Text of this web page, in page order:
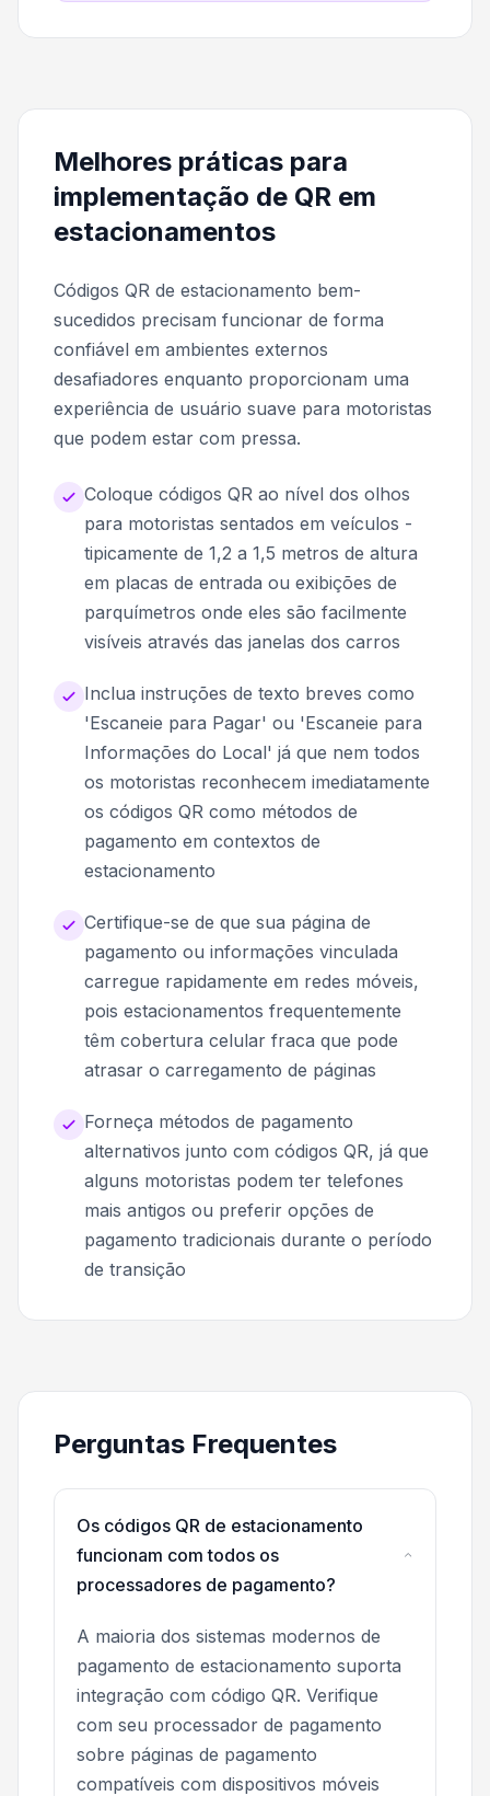
Melhores práticas para
implementação de QR em
estacionamentos
Códigos QR de estacionamento bem-
sucedidos precisam funcionar de forma
confiável em ambientes externos
desafiadores enquanto proporcionam uma
experiência de usuário suave para motoristas
que podem estar com pressa.
Coloque códigos QR ao nível dos olhos
para motoristas sentados em veículos -
tipicamente de 1,2 a 1,5 metros de altura
em placas de entrada ou exibições de
parquímetros onde eles são facilmente
visíveis através das janelas dos carros
Inclua instruções de texto breves como
'Escaneie para Pagar' ou 'Escaneie para
Informações do Local' já que nem todos
os motoristas reconhecem imediatamente
os códigos QR como métodos de
pagamento em contextos de
estacionamento
Certifique-se de que sua página de
pagamento ou informações vinculada
carregue rapidamente em redes móveis,
pois estacionamentos frequentemente
têm cobertura celular fraca que pode
atrasar o carregamento de páginas
Forneça métodos de pagamento
alternativos junto com códigos QR, já que
alguns motoristas podem ter telefones
mais antigos ou preferir opções de
pagamento tradicionais durante o período
de transição
Perguntas Frequentes
Os códigos QR de estacionamento
funcionam com todos os
processadores de pagamento?
A maioria dos sistemas modernos de
pagamento de estacionamento suporta
integração com código QR. Verifique
com seu processador de pagamento
sobre páginas de pagamento
compatíveis com dispositivos móveis